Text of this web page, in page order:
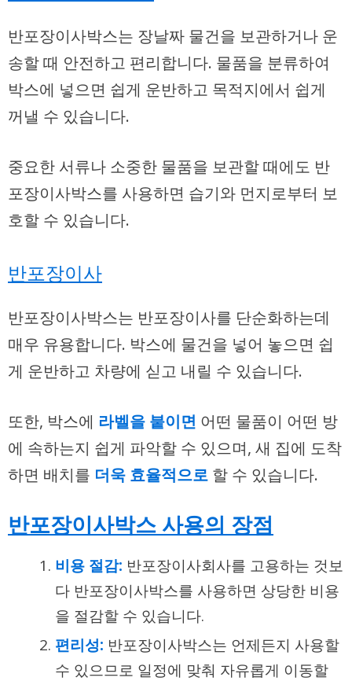
반포장이사박스는 장날짜 물건을 보관하거나 운
송할 때 안전하고 편리합니다. 물품을 분류하여
박스에 넣으면 쉽게 운반하고 목적지에서 쉽게
꺼낼 수 있습니다.
중요한 서류나 소중한 물품을 보관할 때에도 반
포장이사박스를 사용하면 습기와 먼지로부터 보
호할 수 있습니다.
반포장이사
반포장이사박스는 반포장이사를 단순화하는데
매우 유용합니다. 박스에 물건을 넣어 놓으면 쉽
게 운반하고 차량에 싣고 내릴 수 있습니다.
또한, 박스에 라벨을 붙이면 어떤 물품이 어떤 방
에 속하는지 쉽게 파악할 수 있으며, 새 집에 도착
하면 배치를 더욱 효율적으로 할 수 있습니다.
반포장이사박스 사용의 장점
비용 절감: 반포장이사회사를 고용하는 것보
다 반포장이사박스를 사용하면 상당한 비용
을 절감할 수 있습니다.
편리성: 반포장이사박스는 언제든지 사용할
수 있으므로 일정에 맞춰 자유롭게 이동할